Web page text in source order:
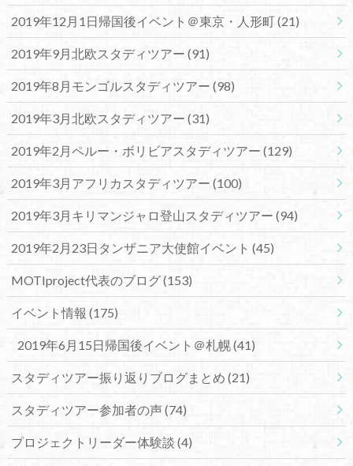
2019年12月1日帰国後イベント＠東京・人形町(21)
2019年9月北欧スタディツアー (91)
2019年8月モンゴルスタディツアー (98)
2019年3月北欧スタディツアー (31)
2019年2月ペルー・ボリビアスタディツアー (129)
2019年3月アフリカスタディツアー (100)
2019年3月キリマンジャロ登山スタディツアー (94)
2019年2月23日タンザニア大使館イベント (45)
MOTIproject代表のブログ(153)
イベント情報 (175)
2019年6月15日帰国後イベント＠札幌(41)
スタディツアー振り返りブログまとめ (21)
スタディツアー参加者の声(74)
プロジェクトリーダー体験談 (4)